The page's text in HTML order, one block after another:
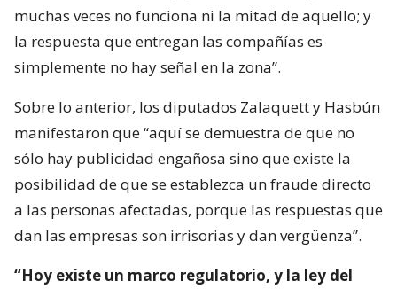
muchas veces no funciona ni la mitad de aquello; y
la respuesta que entregan las compañías es
simplemente no hay señal en la zona”.
Sobre lo anterior, los diputados Zalaquett y Hasbún
manifestaron que “aquí se demuestra de que no
sólo hay publicidad engañosa sino que existe la
posibilidad de que se establezca un fraude directo
a las personas afectadas, porque las respuestas que
dan las empresas son irrisorias y dan vergüenza”.
“Hoy existe un marco regulatorio, y la ley del